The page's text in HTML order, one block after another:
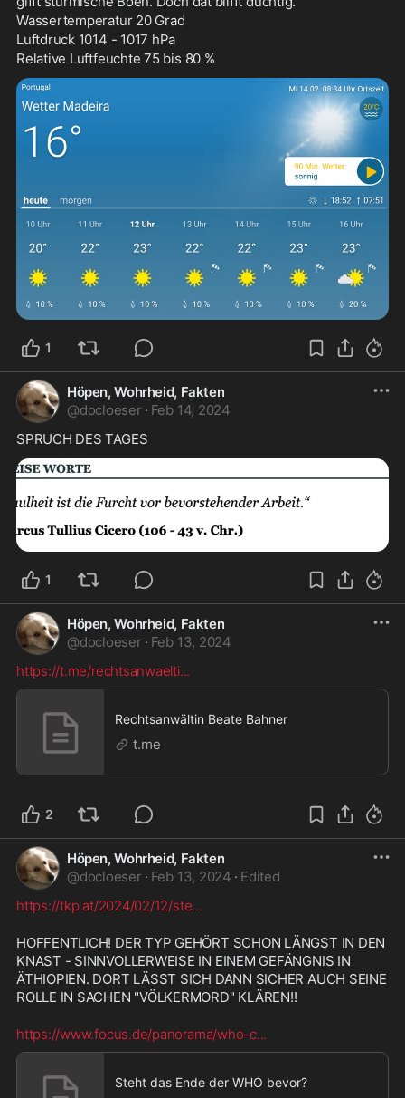
Wassertemperatur 20 Grad
Luftdruck 1014 - 1017 hPa
Relative Luftfeuchte 75 bis 80 %
1
Höpen, Wohrheid, Fakten
@docloeser · Feb 14, 2024
SPRUCH DES TAGES
1
Höpen, Wohrheid, Fakten
@docloeser · Feb 13, 2024
https://t.me/rechtsanwaelti...
Rechtsanwältin Beate Bahner
t.me
2
Höpen, Wohrheid, Fakten
@docloeser · Feb 13, 2024 · Edited
https://tkp.at/2024/02/12/ste...
HOFFENTLICH! DER TYP GEHÖRT SCHON LÄNGST IN DEN
KNAST - SINNVOLLERWEISE IN EINEM GEFÄNGNIS IN
ÄTHIOPIEN. DORT LÄSST SICH DANN SICHER AUCH SEINE
ROLLE IN SACHEN "VÖLKERMORD" KLÄREN!!
https://www.focus.de/panorama/who-c...
Steht das Ende der WHO bevor?